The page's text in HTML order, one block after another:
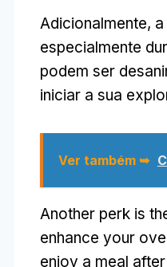
Adicionalmente,
especialmente
podem ser
iniciar a sua
Ver também ➥
Another perk is
enhance your
enjoy a meal